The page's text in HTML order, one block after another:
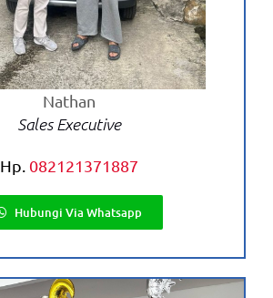
Nathan
Sales Executive
Hp. 082121371887
Hubungi Via Whatsapp